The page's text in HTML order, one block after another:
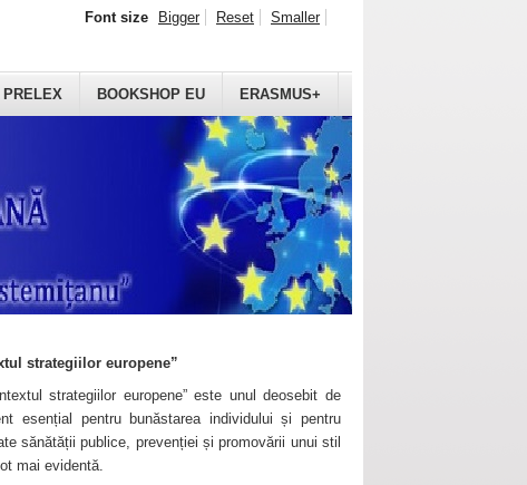
PRELEX BOOKSHOP EU ERASMUS+
Font size Bigger Reset Smaller
strategiilor europene”
strategiilor europene” este unul deosebit de
esențial pentru bunăstarea individului și pentru
sănătății publice, prevenției și promovării unui stil
mai evidentă.